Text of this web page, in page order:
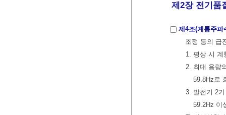
제2장 전기품
제4조(계통주파
조정 등의 급
1. 평상 시 계
2. 최대 용량
59.8Hz로
3. 발전기 2
59.2Hz 이